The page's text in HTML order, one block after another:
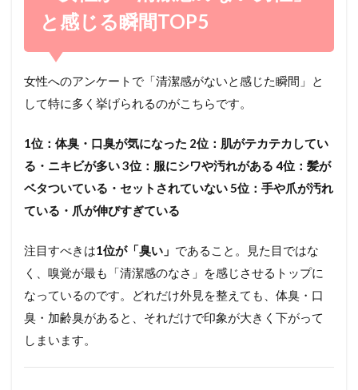
と感じる瞬間TOP5
女性へのアンケートで「清潔感がないと感じた瞬間」と
して特に多く挙げられるのがこちらです。
1位：体臭・口臭が気になった 2位：肌がテカテカしてい
る・ニキビが多い3位：服にシワや汚れがある 4位：髪が
ベタついている・セットされていない5位：手や爪が汚れ
ている・爪が伸びすぎている
注目すべきは1位が「臭い」 であること。見た目ではな
く、嗅覚が最も「清潔感のなさ」を感じさせるトップに
なっているのです。どれだけ外見を整えても、体臭・口
臭・加齢臭があると、それだけで印象が大きく下がって
しまいます。